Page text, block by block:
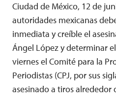
Ciudad de México, 12 de
autoridades mexicanas
inmediata y creíble el
Ángel López y determinar
viernes el Comité para la
Periodistas (CPJ, por sus
asesinado a tiros